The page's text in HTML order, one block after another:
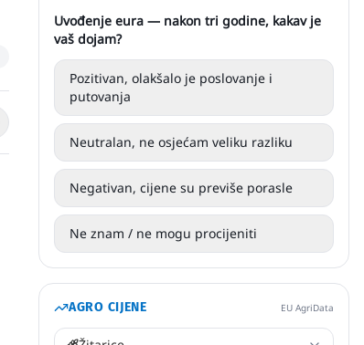
Uvođenje eura — nakon tri godine, kakav je
vaš dojam?
Pozitivan, olakšalo je poslovanje i
putovanja
Neutralan, ne osjećam veliku razliku
Negativan, cijene su previše porasle
Ne znam / ne mogu procijeniti
AGRO CIJENE EU AgriData